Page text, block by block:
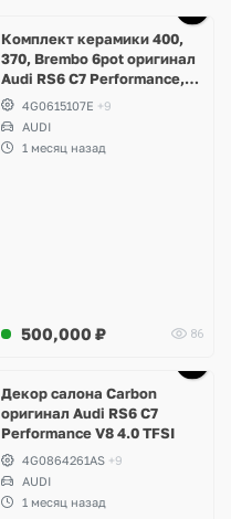
Комплект керамики 400,
370, Brembo 6pot оригинал
Audi RS6 C7 Performance,
RS7 V8 4.0 TFSI
4G0615107E +9
AUDI
1 месяц назад
500,000 ₽ 86
Декор салона Carbon
оригинал Audi RS6 C7
Performance V8 4.0 TFSI
4G0864261AS +9
AUDI
1 месяц назад